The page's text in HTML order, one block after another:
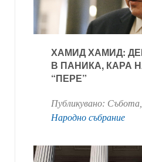
ХАМИД ХАМИД:
В ПАНИКА, КАРА
“ПЕРЕ”
Публикувано:
Народно събрание